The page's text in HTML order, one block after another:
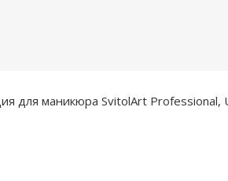
для маникюра SvitolArt Professional,